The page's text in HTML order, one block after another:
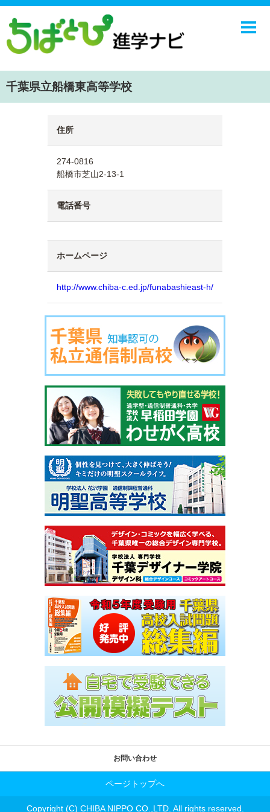
中学校
学校ニュース
千葉県立船橋東高等学校
住所
274-0816
船橋市芝山2-13-1
電話番号
ホームページ
http://www.chiba-c.ed.jp/funabashieast-h/
お問い合わせ
ページトップへ
Copyright (C) CHIBA NIPPO CO.,LTD. All rights reserved.